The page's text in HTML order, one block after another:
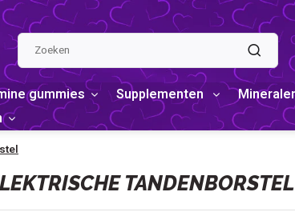
gummies Supplementen
TANDENBORSTEL